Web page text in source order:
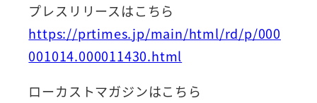
プレスリリースはこちら
https://prtimes.jp/main/html/rd/p/000
001014.000011430.html
ローカストマガジンはこちら